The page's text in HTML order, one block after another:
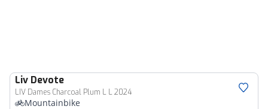
Liv Devote
LIV Dames Charcoal Plum L L 2024
Mountainbike